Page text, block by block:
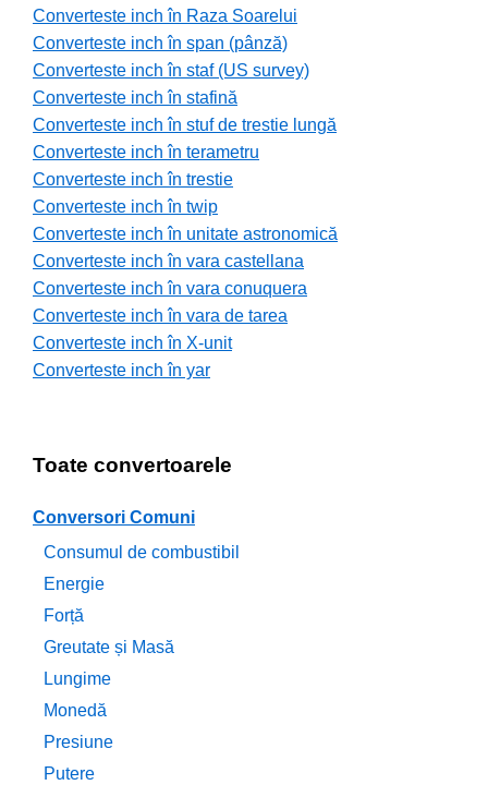
Converteste inch în Raza Soarelui
Converteste inch în span (pânză)
Converteste inch în staf (US survey)
Converteste inch în stafină
Converteste inch în stuf de trestie lungă
Converteste inch în terametru
Converteste inch în trestie
Converteste inch în twip
Converteste inch în unitate astronomică
Converteste inch în vara castellana
Converteste inch în vara conuquera
Converteste inch în vara de tarea
Converteste inch în X-unit
Converteste inch în yar
Toate convertoarele
Conversori Comuni
Consumul de combustibil
Energie
Forță
Greutate și Masă
Lungime
Monedă
Presiune
Putere